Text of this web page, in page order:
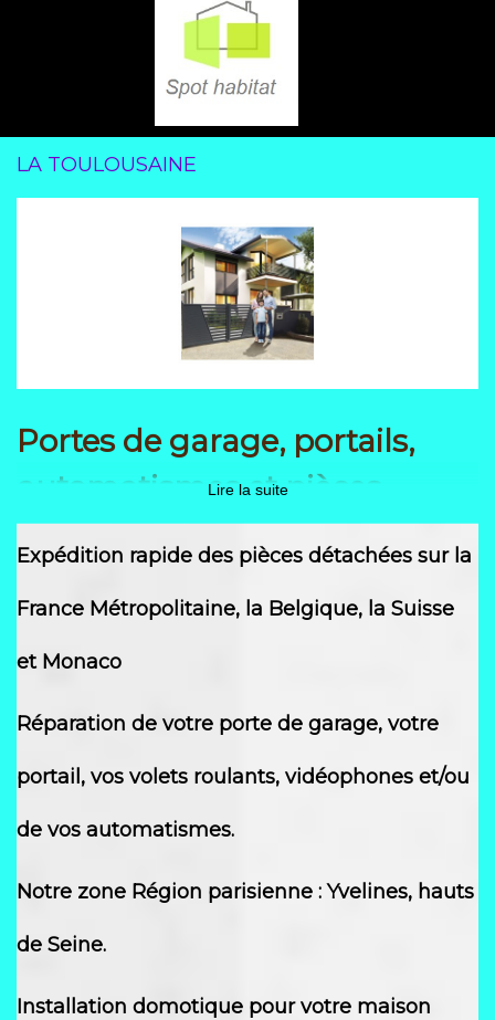
LA TOULOUSAINE
Portes de garage, portails,
automatismes et pièces
détachées
Lire la suite
Expédition rapide des pièces détachées sur la
France Métropolitaine, la Belgique, la Suisse
et Monaco
Réparation de votre porte de garage, votre
portail, vos volets roulants, vidéophones et/ou
de vos automatismes.
Notre zone Région parisienne : Yvelines, hauts
de Seine.
Installation domotique pour votre maison